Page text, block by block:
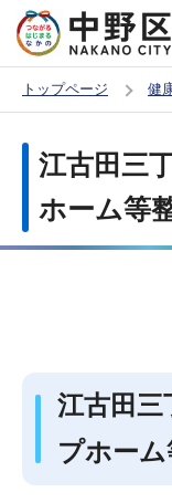
の
ー
トップページ 健
か
江古田三
ホーム等
江古田三
プホー